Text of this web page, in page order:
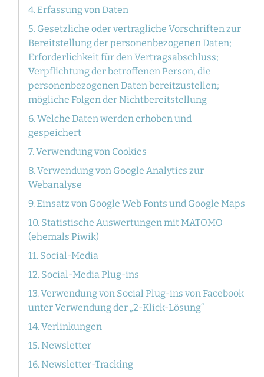
4. Erfassung von Daten
5. Gesetzliche oder vertragliche Vorschriften zur
Bereitstellung der personenbezogenen Daten;
Erforderlichkeit für den Vertragsabschluss;
Verpflichtung der betroffenen Person, die
personenbezogenen Daten bereitzustellen;
mögliche Folgen der Nichtbereitstellung
6. Welche Daten werden erhoben und
gespeichert
7. Verwendung von Cookies
8. Verwendung von Google Analytics zur
Webanalyse
9. Einsatz von Google Web Fonts und Google Maps
10. Statistische Auswertungen mit MATOMO
(ehemals Piwik)
11. Social-Media
12. Social-Media Plug-ins
13. Verwendung von Social Plug-ins von Facebook
unter Verwendung der „2-Klick-Lösung“
14. Verlinkungen
15. Newsletter
16. Newsletter-Tracking